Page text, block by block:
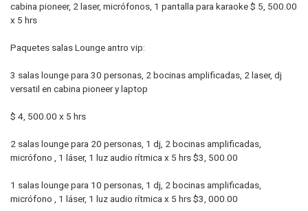
cabina pioneer, 2 laser, micrófonos, 1 pantalla para karaoke $ 5, 500.00
x 5 hrs
Paquetes salas Lounge antro vip:
3 salas lounge para 30 personas, 2 bocinas amplificadas, 2 laser, dj
versatil en cabina pioneer y laptop
$ 4, 500.00 x 5 hrs
2 salas lounge para 20 personas, 1 dj, 2 bocinas amplificadas,
micrófono , 1 láser, 1 luz audio rítmica x 5 hrs $3, 500.00
1 salas lounge para 10 personas, 1 dj, 2 bocinas amplificadas,
micrófono , 1 láser, 1 luz audio rítmica x 5 hrs $3, 000.00